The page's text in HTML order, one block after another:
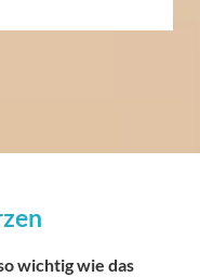
wichtig wie das